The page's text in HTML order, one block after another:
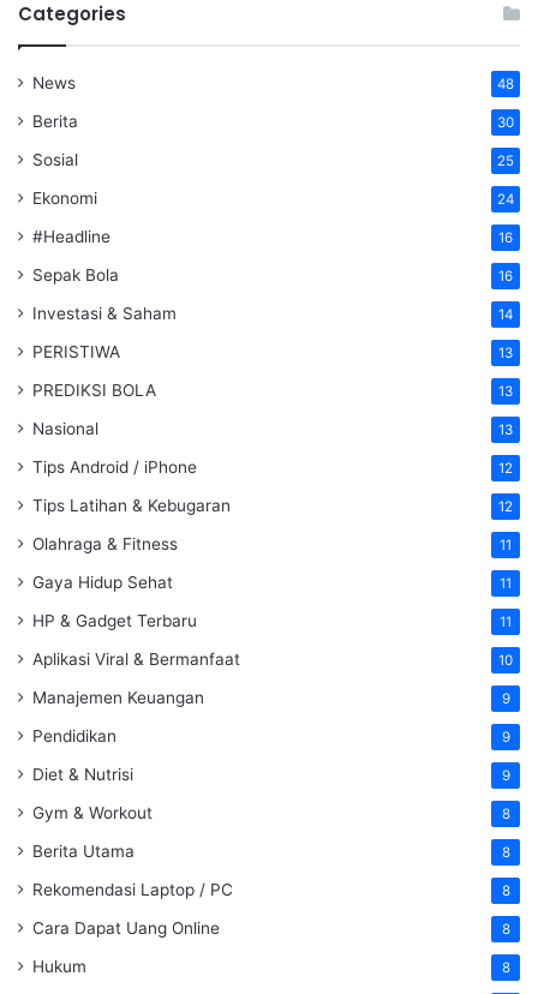
Categories
News 48
Berita 30
Sosial 25
Ekonomi 24
#Headline 16
Sepak Bola 16
Investasi & Saham 14
PERISTIWA 13
PREDIKSI BOLA 13
Nasional 13
Tips Android / iPhone 12
Tips Latihan & Kebugaran 12
Olahraga & Fitness 11
Gaya Hidup Sehat 11
HP & Gadget Terbaru 11
Aplikasi Viral & Bermanfaat 10
Manajemen Keuangan 9
Pendidikan 9
Diet & Nutrisi 9
Gym & Workout 8
Berita Utama 8
Rekomendasi Laptop / PC 8
Cara Dapat Uang Online 8
Hukum 8